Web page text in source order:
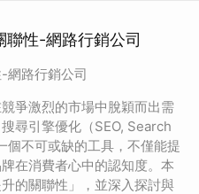
聯性-網路行銷公司
網路行銷公司
爭激烈的市場中脫穎而出需
尋引擎優化（SEO, Search
不可或缺的工具，不僅能提
在消費者心中的認知度。本
的關聯性」，並深入探討與